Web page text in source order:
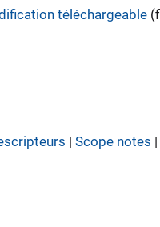
téléchargeable
| Scope notes |